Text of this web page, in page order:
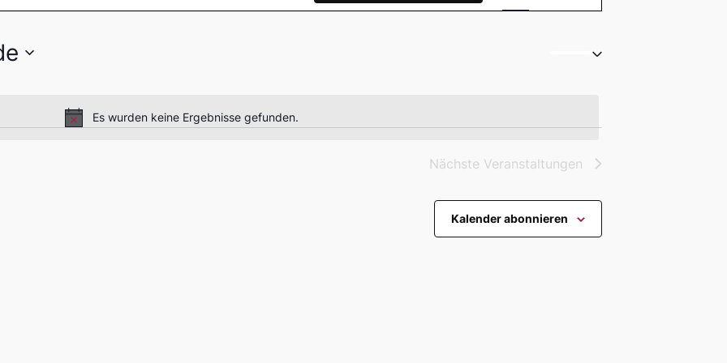
Hinweis
Es wurden keine Ergebnisse gefunden.
Nächste Veranstaltungen
Kalender abonnieren